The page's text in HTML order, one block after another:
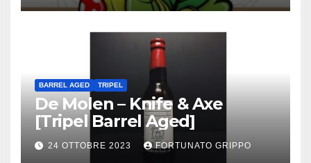
BARREL AGED TRIPEL
De Molen – Knife & Axe
[Tripel Barrel Aged]
24 OTTOBRE 2023 FORTUNATO GRIPPO